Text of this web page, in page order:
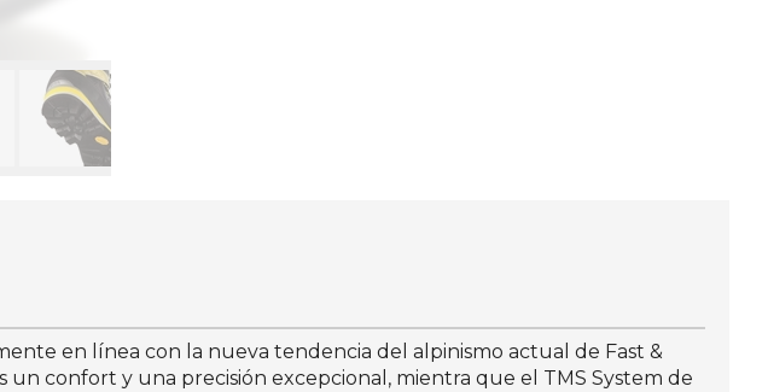
en línea con la nueva tendencia del alpinismo actual de Fast &
un confort y una precisión excepcional, mientra que el TMS System de